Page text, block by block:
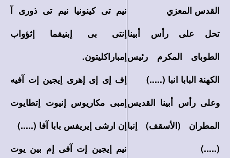
القدس المعزي
تحل على رأس أبينا
الطوباى المكرم رئيس
الكهنة البابا انبا (.....)
وعلى رأس أبينا القديس
المطران (الأسقف) إنبا
(.....)
نيم تى كينونيا نيم تى ذورى آ
إنتى بى إبنيفما إثؤواب
إمباراكليتون.
إف إى إى إهرى إيجين إت آفيه
إمبى مكاريوس إنيوت إتطايوت
إن ارشى إيريفس بابا آفا (.....)
نيم إيجين إت آفى إم بين يوت